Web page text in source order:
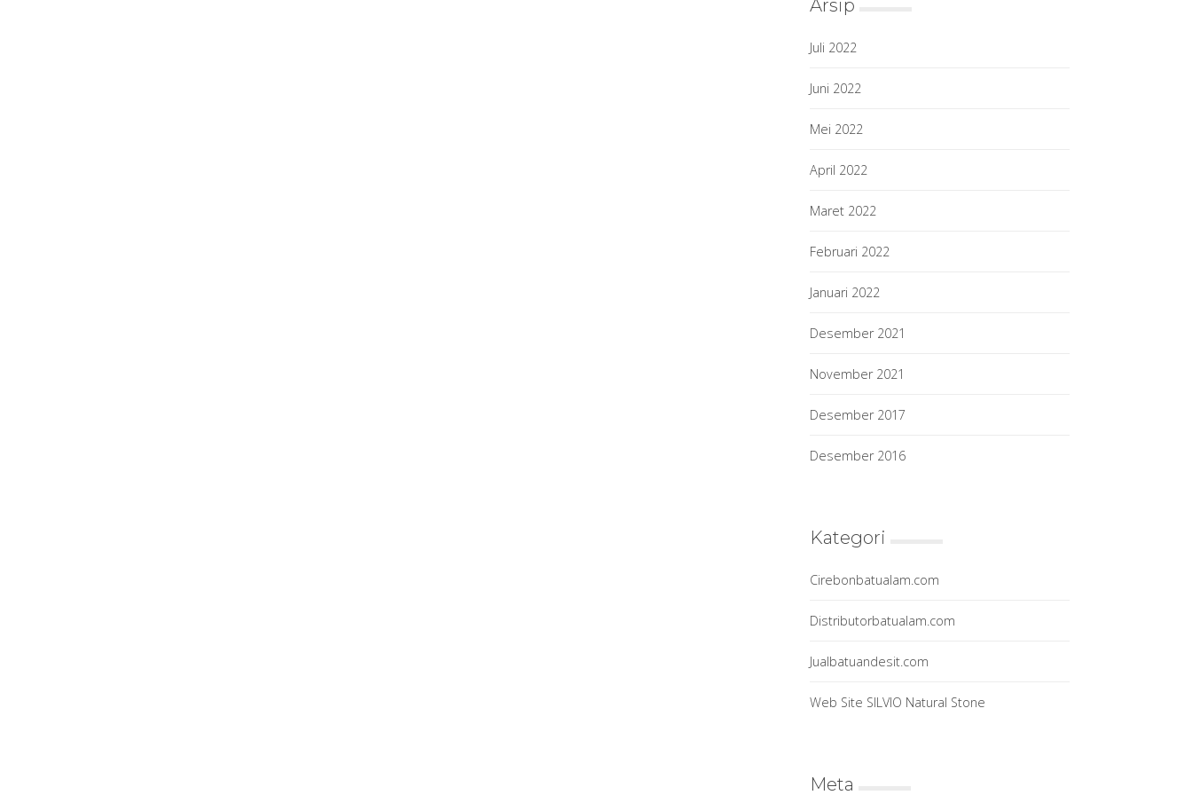
Arsip
Juli 2022
Juni 2022
Mei 2022
April 2022
Maret 2022
Februari 2022
Januari 2022
Desember 2021
November 2021
Desember 2017
Desember 2016
Kategori
Cirebonbatualam.com
Distributorbatualam.com
Jualbatuandesit.com
Web Site SILVIO Natural Stone
Meta